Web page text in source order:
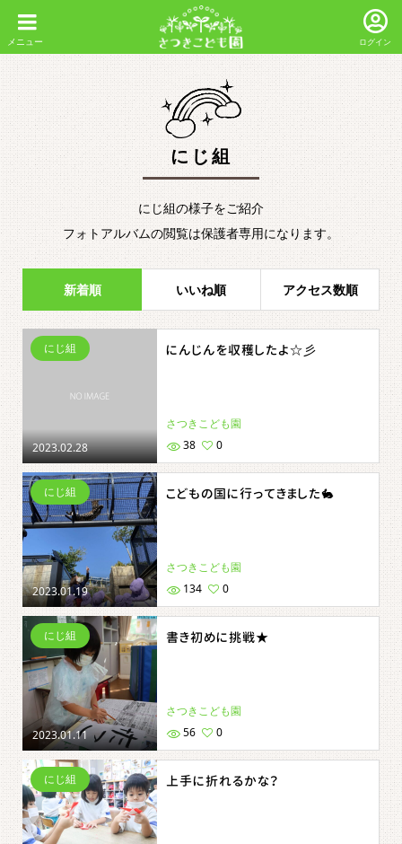
ログイン
にじ組
にじ組の様子をご紹介
フォトアルバムの閲覧は保護者専用になります。
新着順 いいね順 アクセス数順
2023.02.28
にじ組 にんじんを収穫したよ☆彡
さつきこども園
38
0
2023.01.19
にじ組 こどもの国に行ってきました🐇
さつきこども園
134
0
2023.01.11
にじ組 書き初めに挑戦★
さつきこども園
56
0
にじ組 上手に折れるかな？